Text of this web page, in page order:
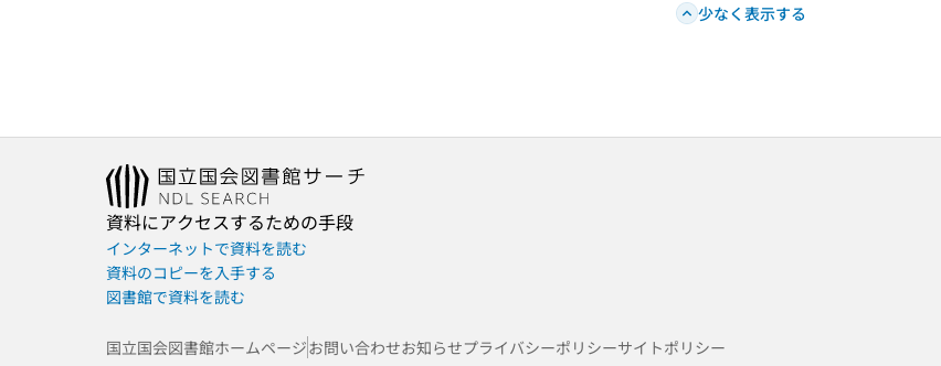
少なく表示する
資料にアクセスするための手段
インターネットで資料を読む
資料のコピーを入手する
図書館で資料を読む
国立国会図書館ホームページお問い合わせお知らせプライバシーポリシーサイトポリシー